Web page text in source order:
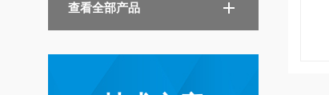
查看全部产品